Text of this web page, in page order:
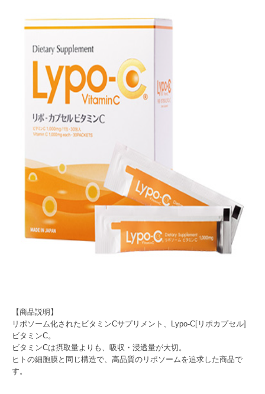
【商品説明】
リポソーム化されたビタミンCサプリメント、Lypo-C[リポカプセル]
ビタミンC。
ビタミンCは摂取量よりも、吸収・浸透量が大切。
ヒトの細胞膜と同じ構造で、高品質のリポソームを追求した商品で
す。